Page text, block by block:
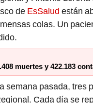
de EsSalud están
colas. Un
muertes y 422.183
semana pasada, tres
Cada día se